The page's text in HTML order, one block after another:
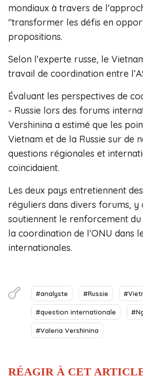
mondiaux à travers de
"transformer les défis en
propositions.
Selon l'experte russe, le
travail de coordination entre
Évaluant les perspectives de
- Russie lors des forums
Vershinina a estimé que les
Vietnam et de la Russie sur de
questions régionales et
coïncidaient.
Les deux pays entretiennent
réguliers dans divers forums, y
soutiennent le renforcement
la coordination de l'ONU dans
internationales.
#analyste #Russie
#question internationale
#Valeria Vershinina